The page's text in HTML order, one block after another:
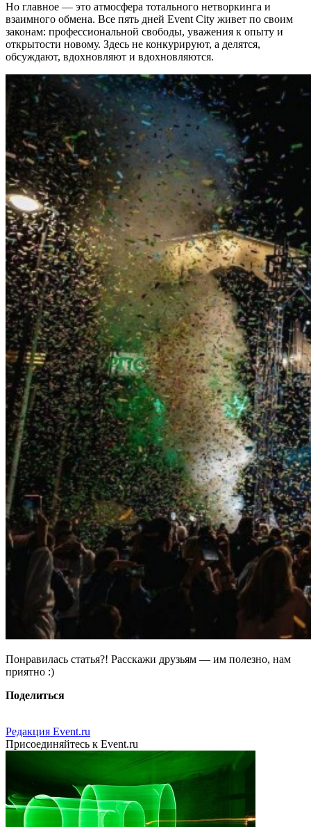
Но главное — это атмосфера тотального нетворкинга и
взаимного обмена. Все пять дней Event City живет по своим
законам: профессиональной свободы, уважения к опыту и
открытости новому. Здесь не конкурируют, а делятся,
обсуждают, вдохновляют и вдохновляются.
Понравилась статья?! Расскажи друзьям — им полезно, нам
приятно :)
Поделиться
Редакция Event.ru
Присоединяйтесь к Event.ru